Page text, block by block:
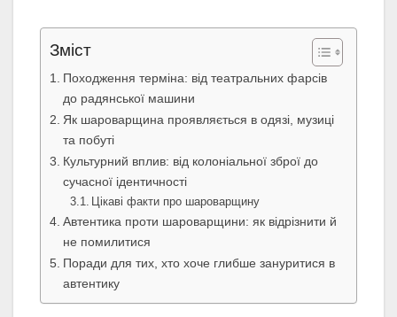
Зміст
Походження терміна: від театральних фарсів
до радянської машини
Як шароварщина проявляється в одязі, музиці
та побуті
Культурний вплив: від колоніальної зброї до
сучасної ідентичності
Цікаві факти про шароварщину
Автентика проти шароварщини: як відрізнити й
не помилитися
Поради для тих, хто хоче глибше зануритися в
автентику